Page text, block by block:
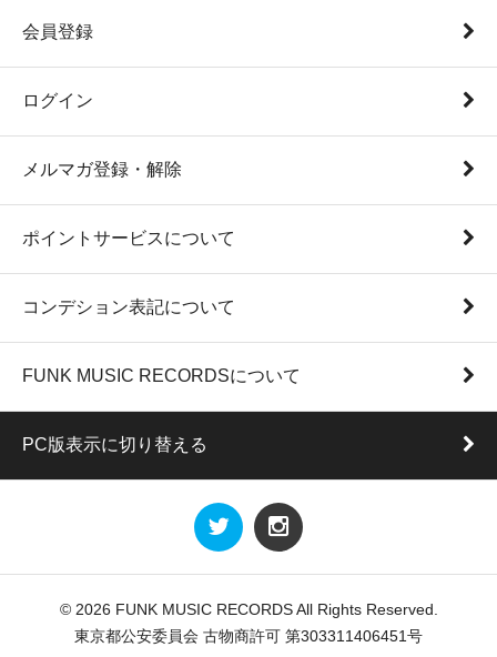
会員登録
ログイン
メルマガ登録・解除
ポイントサービスについて
コンデション表記について
FUNK MUSIC RECORDSについて
PC版表示に切り替える
© 2026 FUNK MUSIC RECORDS All Rights Reserved.
東京都公安委員会 古物商許可 第303311406451号